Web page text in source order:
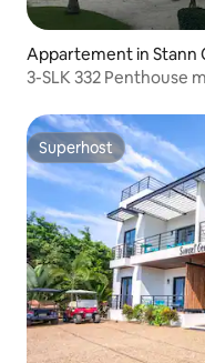
Appartement in Stann
3-SLK 332 Penthouse
Superhost
Superhost